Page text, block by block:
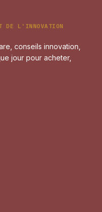
DE L'INNOVATION
conseils innovation,
jour pour acheter,